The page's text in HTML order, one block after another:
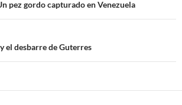
pez gordo capturado en Venezuela
el desbarre de Guterres